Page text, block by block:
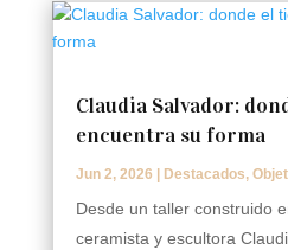
Claudia Salvador:
encuentra su forma
Jun 2, 2026 Destacados,
Desde un taller construido
ceramista y escultora